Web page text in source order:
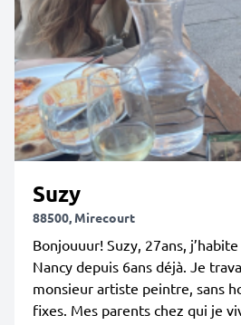
Suzy
88500, Mirecourt
Bonjouuur! Suzy, 27ans,
Nancy depuis 6ans déjà. Je
monsieur artiste peintre, sans
fixes. Mes parents chez qui je